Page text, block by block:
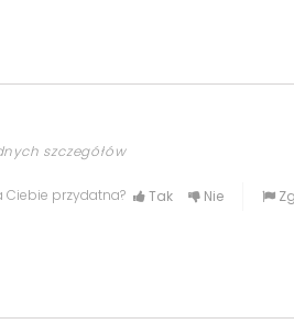
szczegółów
Ciebie przydatna? Tak Nie